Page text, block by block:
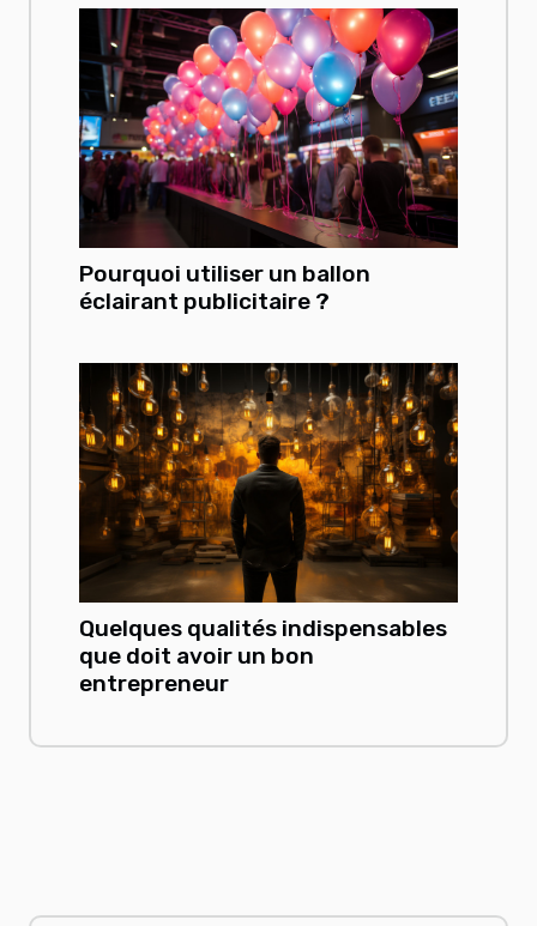
Pourquoi utiliser un ballon
éclairant publicitaire ?
Quelques qualités indispensables
que doit avoir un bon
entrepreneur